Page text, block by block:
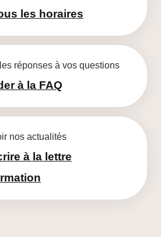
les horaires
réponses à vos questions
à la FAQ
nos actualités
à la lettre